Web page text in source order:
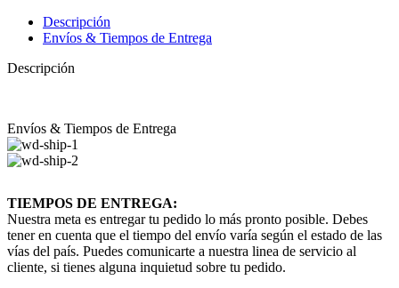
Descripción
Envíos & Tiempos de Entrega
Descripción
Envíos & Tiempos de Entrega
TIEMPOS DE ENTREGA:
Nuestra meta es entregar tu pedido lo más pronto posible. Debes
tener en cuenta que el tiempo del envío varía según el estado de las
vías del país. Puedes comunicarte a nuestra linea de servicio al
cliente, si tienes alguna inquietud sobre tu pedido.